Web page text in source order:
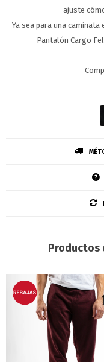
ajuste
Ya sea para una
Pantalón Cargo
Productos